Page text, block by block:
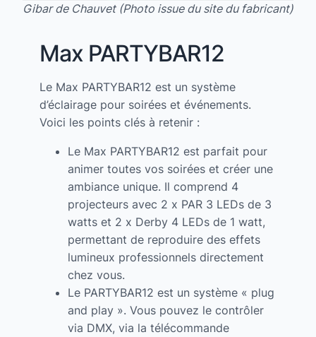
Gibar de Chauvet (Photo issue du site du fabricant)
Max PARTYBAR12
Le Max PARTYBAR12 est un système
d’éclairage pour soirées et événements.
Voici les points clés à retenir :
Le Max PARTYBAR12 est parfait pour
animer toutes vos soirées et créer une
ambiance unique. Il comprend 4
projecteurs avec 2 x PAR 3 LEDs de 3
watts et 2 x Derby 4 LEDs de 1 watt,
permettant de reproduire des effets
lumineux professionnels directement
chez vous.
Le PARTYBAR12 est un système « plug
and play ». Vous pouvez le contrôler
via DMX, via la télécommande